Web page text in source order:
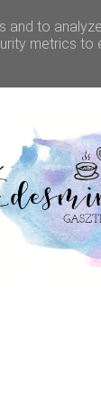
RÓLUNK
to
metrics to